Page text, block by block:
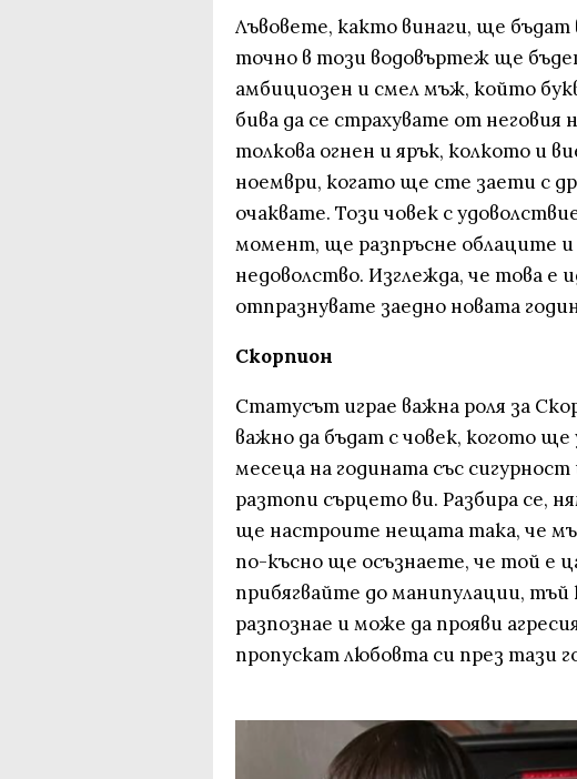
Лъвовете, както винаги, ще
точно в този водовъртеж ще
амбициозен и смел мъж, който
бива да се страхувате от
толкова огнен и ярък, колкото и
ноември, когато ще сте заети с
очаквате. Този човек с
момент, ще разпръсне облаците
недоволство. Изглежда, че това е
отпразнувате заедно новата
Скорпион
Статусът играе важна роля за
важно да бъдат с човек, когото
месеца на годината със
разтопи сърцето ви. Разбира се,
ще настроите нещата така, че
по-късно ще осъзнаете, че той е
прибягвайте до манипулации,
разпознае и може да прояви
пропускат любовта си през тази